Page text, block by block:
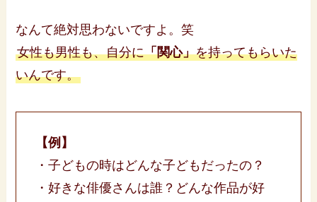
なんて絶対思わないですよ。笑
女性も男性も、自分に「関心」を持ってもらいた
いんです。
【例】
・子どもの時はどんな子どもだったの？
・好きな俳優さんは誰？どんな作品が好